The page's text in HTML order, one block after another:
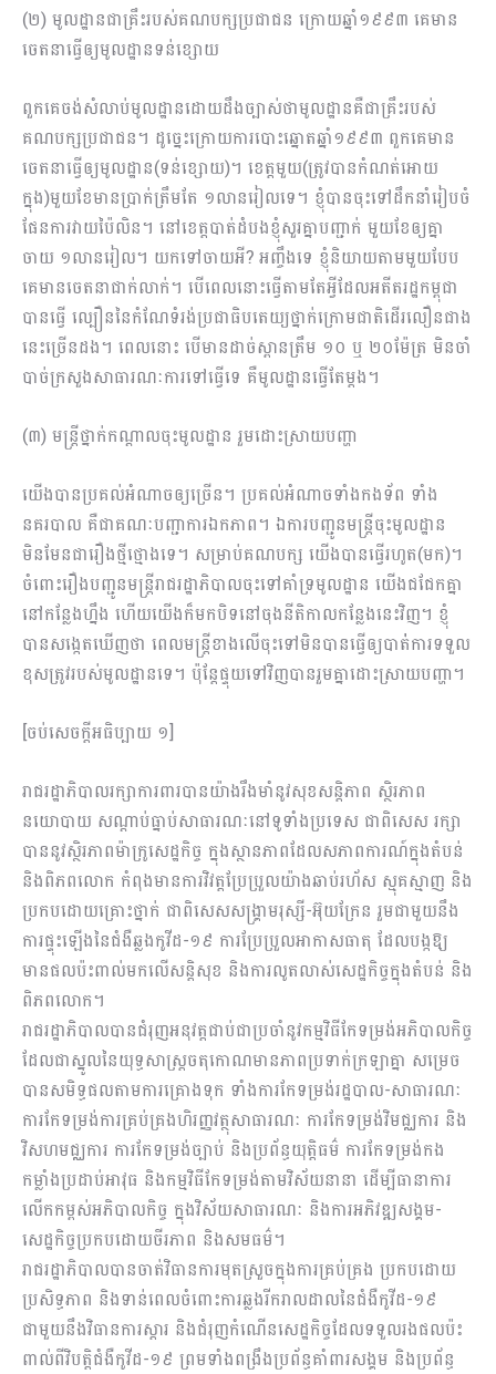
(២) មូលដ្ឋានជាគ្រឹះរបស់គណបក្សប្រជាជន ក្រោយ​ឆ្នាំ១៩៩៣ គេមាន
ចេតនាធ្វើឲ្យមូលដ្ឋានទន់ខ្សោយ
ពួកគេចង់សំលាប់មូលដ្ឋានដោយដឹងច្បាស់ថាមូលដ្ឋានគឺជាគ្រឹះរបស់
គណបក្សប្រជាជន។ ដូច្នេះក្រោយ​ការបោះឆ្នោតឆ្នាំ១៩៩៣ ពួកគេមាន
ចេតនាធ្វើឲ្យមូលដ្ឋាន(ទន់ខ្សោយ)។ ខេត្តមួយ(ត្រូវបានកំណត់អោយ
ក្នុង)មួយខែមានប្រាក់ត្រឹមតែ ១លានរៀល​ទេ។ ខ្ញុំបានចុះទៅដឹកនាំរៀបចំ
ផែនការវាយប៉ៃលិន។ នៅខេត្តបាត់ដំ​បងខ្ញុំសួរគ្នាបញ្ជាក់ មួយខែឲ្យគ្នា​
ចាយ ១លានរៀល។ យកទៅចាយអី? អញ្ចឹងទេ ខ្ញុំនិយាយតាមមួយបែប
គេមានចេតនាជាក់លាក់។ បើពេលនោះធ្វើតាមតែអ្វីដែលអតីតរដ្ឋកម្ពុជា
បានធ្វើ ល្បឿននៃកំណែទំរង់ប្រជាធិបតេយ្យថ្នាក់ក្រោមជាតិដើរលឿន​ជាង
នេះច្រើនដង។ ពេលនោះ បើមានដាច់ស្ពានត្រឹម ១០ ឬ ២០ម៉ែត្រ មិនចាំ
បាច់ក្រសួងសាធារណៈការទៅធ្វើទេ គឺមូលដ្ឋានធ្វើតែម្ដង។
(៣) មន្ត្រីថ្នាក់កណ្តាលចុះមូលដ្ឋាន រួមដោះស្រាយបញ្ហា
យើងបានប្រគល់អំណាចឲ្យច្រើន។ ប្រគល់អំណាចទាំងកងទ័ព ទាំង
នគរបាល គឺជាគណៈបញ្ជាការឯកភាព។ ឯការបញ្ជូនមន្ដ្រីចុះមូលដ្ឋាន
មិនមែនជារឿងថ្មីថ្មោងទេ។ សម្រាប់​គណបក្ស យើងបានធ្វើរហូត(មក)។
ចំពោះរឿងបញ្ជូនមន្ដ្រីរាជរដ្ឋាភិបាលចុះទៅគាំទ្រមូលដ្ឋាន យើងជជែក​គ្នា
នៅកន្លែងហ្នឹង ហើយយើងក៏មកបិទនៅចុងនីតិកាលកន្លែងនេះវិញ។ ខ្ញុំ
បានសង្កេតឃើញថា ពេល​មន្ដ្រីខាងលើចុះទៅមិនបានធ្វើឲ្យបាត់់ការទទួល
ខុសត្រូវរបស់មូលដ្ឋានទេ។ ប៉ុន្ដែផ្ទុយទៅវិញបានរួមគ្នាដោះស្រាយបញ្ហា។
[ចប់សេចក្តីអធិប្បាយ ១]
រាជរដ្ឋាភិបាលរក្សាការពារបានយ៉ាងរឹងមាំនូវសុខសន្តិភាព​ ស្ថិរភាព​
នយោបាយ សណ្តាប់ធ្នាប់សាធារណៈនៅទូទាំងប្រទេស ជាពិសេស រក្សា
បាននូវ​ស្ថិរភាពម៉ាក្រូសេដ្ឋកិច្ច ក្នុងស្ថានភាព​ដែលសភាពការណ៍ក្នុងតំបន់
និង​​ពិភពលោក កំពុងមាន​ការវិវត្តប្រែប្រួលយ៉ាងឆាប់រហ័ស ស្មុគស្មាញ និង​
ប្រកបដោយគ្រោះថ្នាក់ ជាពិសេសសង្រ្គាមរុស្សី-អ៊ុយក្រែន រួមជាមួយនឹង​
ការផ្ទុះឡើងនៃជំងឺឆ្លងកូវីដ-១៩ ការប្រែប្រួល​អាកាសធាតុ ដែល​បង្កឱ្យ
មាន​ផលប៉ះពាល់​មកលើ​សន្តិសុខ និង​ការលូតលាស់សេដ្ឋកិច្ច​ក្នុងតំបន់ និង​
ពិភពលោក​។
រាជរដ្ឋាភិបាលបានជំរុញ​អនុវត្តជាប់ជាប្រចាំនូវកម្មវិធីកែទម្រង់​អភិបាលកិច្ច
ដែលជាស្នូលនៃយុទ្ធសាស្ត្រចតុកោណមានភាពប្រទាក់ក្រឡា​​គ្នា សម្រេច
បានសមិទ្ធផល​តាមការគ្រោងទុក​ ទាំងការកែទម្រង់រដ្ឋបាល-សាធារណៈ
ការកែទម្រង់​ការគ្រប់គ្រងហិរញ្ញវត្ថុ​សាធារណៈ ការកែទម្រង់​វិមជ្ឈការ និង​
វិសហមជ្ឈការ ការកែ​ទម្រង់​ច្បាប់ និង​ប្រព័ន្ធ​យុត្តិធម៌ ការកែទម្រង់​​កង
កម្លាំងប្រដាប់អាវុធ និង​កម្មវិធីកែទម្រង់​តាមវិស័យ​នានា ដើម្បីធានាការ
លើកកម្ពស់អភិបាលកិច្ច ក្នុងវិស័យសាធារណៈ និង​ការអភិវឌ្ឍសង្គម-
សេដ្ឋកិច្ចប្រកបដោយចីរភាព​ និង​សមធម៌។
រាជរដ្ឋាភិបាលបានចាត់វិធានការ​មុតស្រួចក្នុងការគ្រប់គ្រង​ ប្រកបដោយ
ប្រសិទ្ធភាព និង​ទាន់ពេលចំពោះការឆ្លងរីករាលដាលនៃជំងឺកូវីដ-១៩
ជាមួយនឹងវិធានការ​ស្តារ​ និង​ជំរុញកំណើន​សេដ្ឋកិច្ចដែលទទួលរង​ផលប៉ះ
ពាល់​ពីវិបត្តិជំងឺកូវីដ-១៩ ព្រមទាំងពង្រឹងប្រព័ន្ធ​គាំពារសង្គម និង​ប្រព័ន្ធ